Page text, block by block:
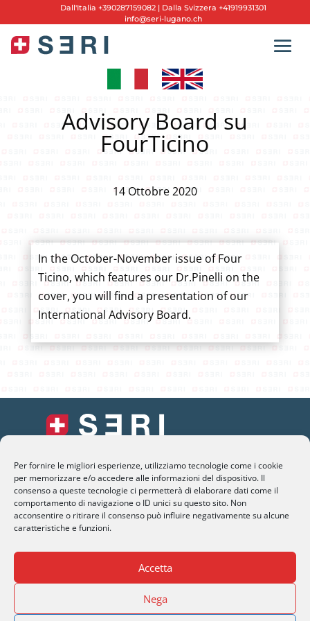
Per fornire le migliori esperienze, utilizziamo tecnologie come i cookie
per memorizzare e/o accedere alle informazioni del dispositivo. Il
consenso a queste tecnologie ci permetterà di elaborare dati come il
comportamento di navigazione o ID unici su questo sito. Non
acconsentire o ritirare il consenso può influire negativamente su alcune
caratteristiche e funzioni.
Accetta
Nega
Dall'Italia +390287159082 | Dalla Svizzera +41919931301
info@seri-lugano.ch
Advisory Board su
FourTicino
14 Ottobre 2020
In the October-November issue of Four
Ticino, which features our Dr.Pinelli on the
cover, you will find a presentation of our
International Advisory Board.
SERI Lugano
Palazzo Mantegazza (9° Piano)
CH-6900 Lugano – Paradiso
T+39 02 8715 90 82